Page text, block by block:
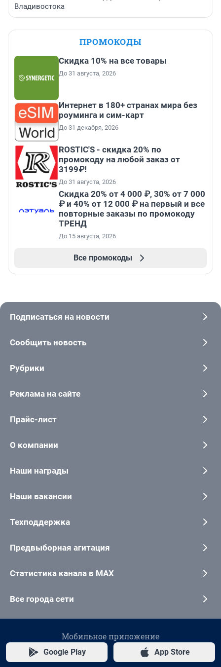
Владивостока
ПРОМОКОДЫ
Скидка 10% на все товары
До 31 августа, 2026
Интернет в 180+ странах мира без
роуминга и сим-карт
До 31 декабря, 2026
ROSTIC'S - скидка 20% по
промокоду на любой заказ от
3199₽!
До 31 августа, 2026
Скидка 20% от 4 000 ₽, 30% от 7 000
₽ и 40% от 12 000 ₽ на первый и все
повторные заказы по промокоду
ТРЕНД
До 15 августа, 2026
Все промокоды
Подписаться на новости
Сообщить новость
Рубрики
Реклама на сайте
Прайс-лист
О компании
Наши награды
Наши вакансии
Техподдержка
Предвыборная агитация
Статистика канала в MAX
Все города сети
Мобильное приложение
Google Play App Store